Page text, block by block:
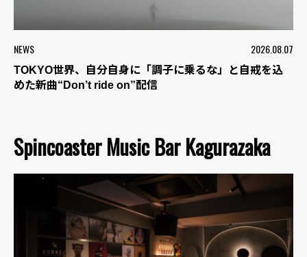
NEWS 2026.08.07
TOKYO世界、自分自身に「調子に乗るな」と自戒を込
めた新曲“Don’t ride on”配信
Spincoaster Music Bar Kagurazaka